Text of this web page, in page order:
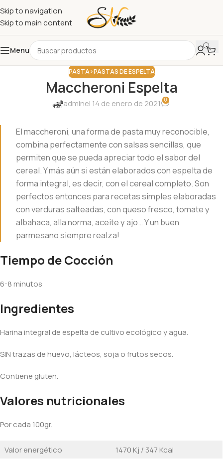
Skip to navigation
Skip to main content
Menu
PASTA>PASTAS DE ESPELTA
Maccheroni Espelta
adminel 14 de enero de 2021 0
El maccheroni, una forma de pasta muy reconocible,
combina perfectamente con salsas sencillas, que
permiten que se pueda apreciar todo el sabor del
cereal. Y más aún si están elaborados con espelta de
forma integral, es decir, con el cereal completo. Son
perfectos entonces para recetas simples elaboradas
con verduras salteadas, con queso fresco, tomate y
albahaca, alla norma, aceite y ajo… Y un buen
parmesano siempre realza!
Tiempo de Cocción
6-8 minutos
Ingredientes
Harina integral de espelta de cultivo ecológico y agua.
SIN trazas de huevo, lácteos, soja o frutos secos.
Contiene gluten.
Valores nutricionales
Por cada 100gr.
Valor energético
1470 Kj / 347 Kcal